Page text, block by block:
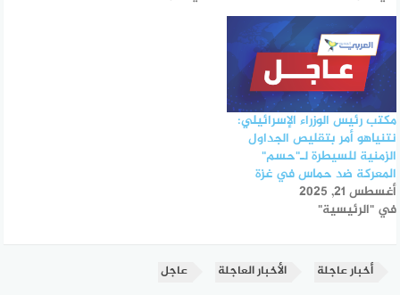
مكتب رئيس الوزراء الإسرائيلي:
نتنياهو أمر بتقليص الجداول
الزمنية للسيطرة لـ"حسم"
المعركة ضد حماس في غزة
أغسطس 21, 2025
في "الرئيسية"
أخبار عاجلة الأخبار العاجلة عاجل